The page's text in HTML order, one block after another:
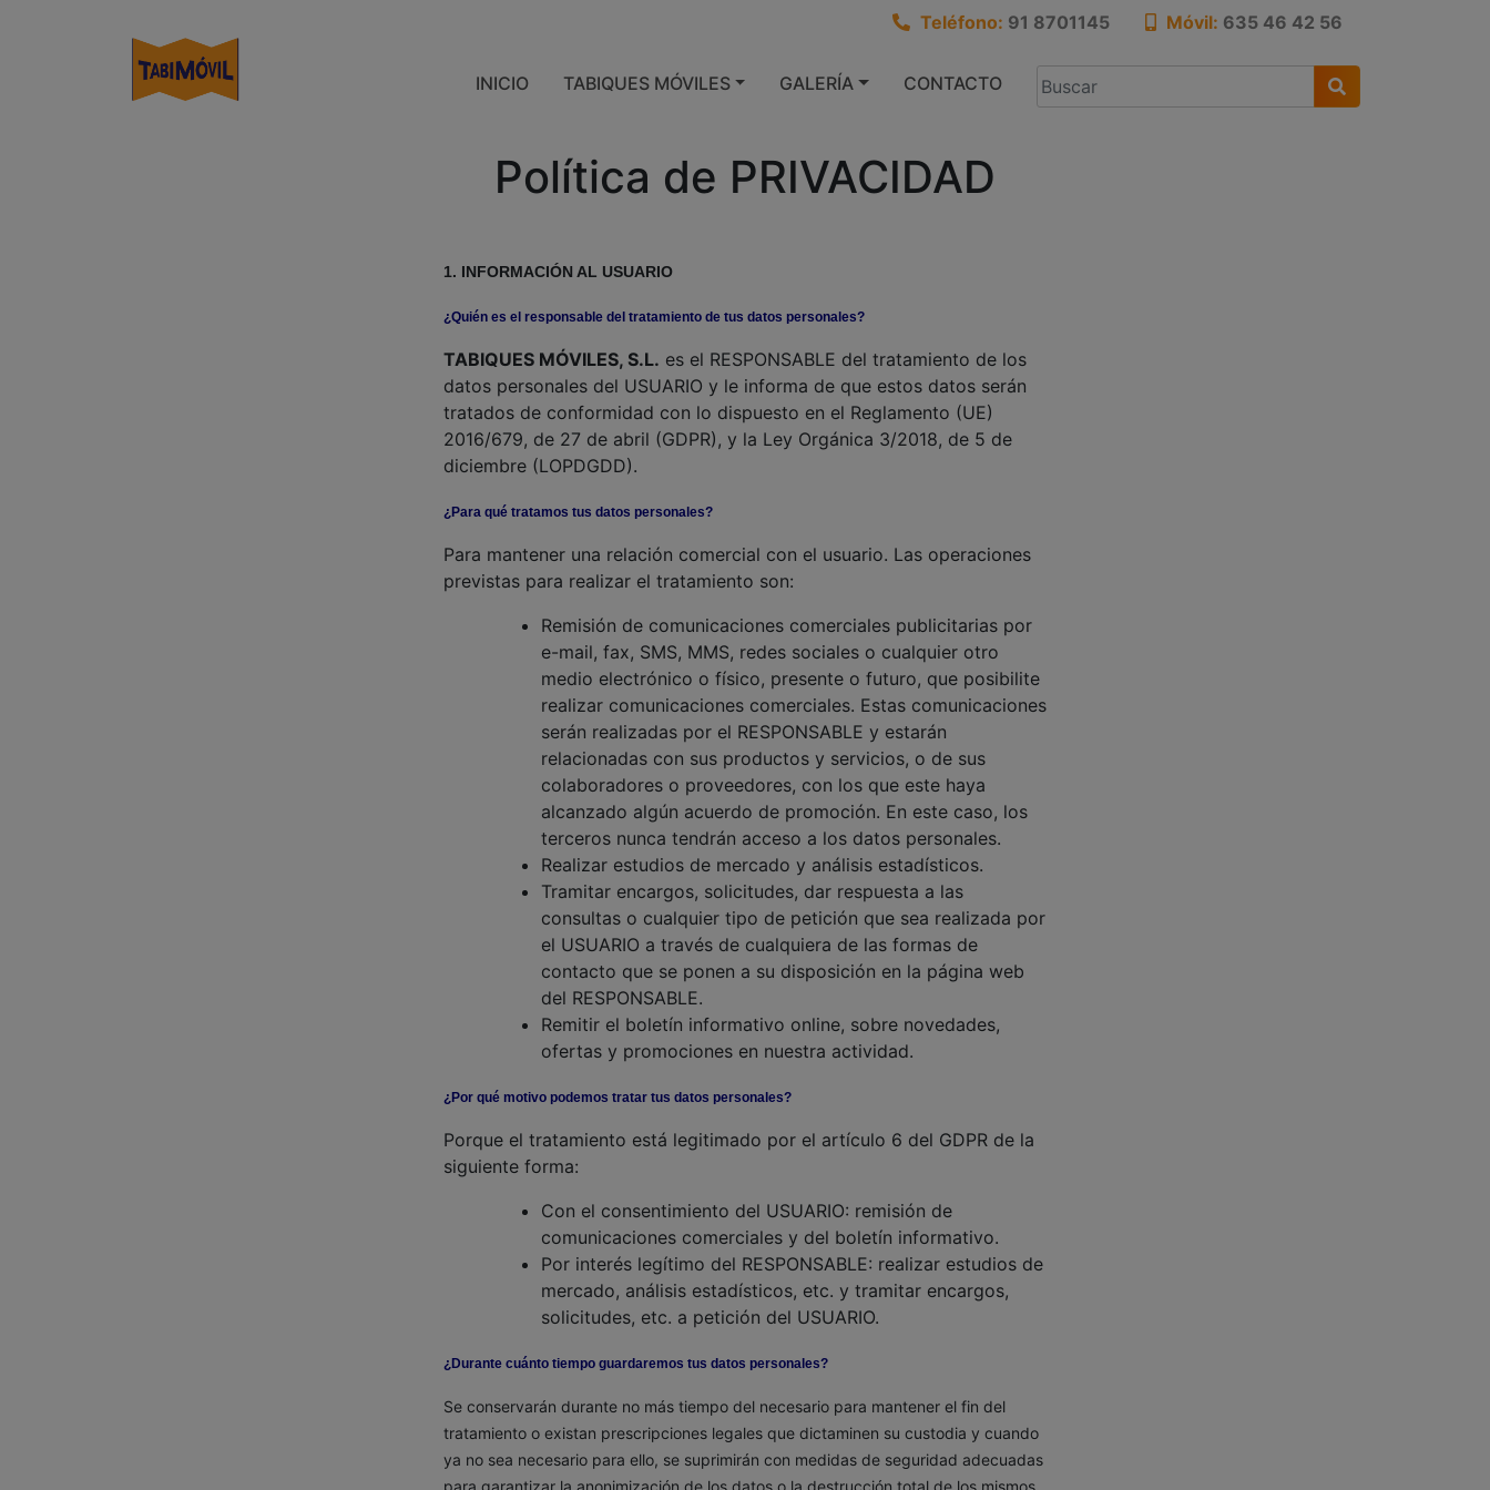
Teléfono: 91 8701145 Móvil: 635 46 42 56
INICIO TABIQUES MÓVILES GALERÍA CONTACTO
Política de PRIVACIDAD
1. INFORMACIÓN AL USUARIO
¿Quién es el responsable del tratamiento de tus datos personales?
TABIQUES MÓVILES, S.L. es el RESPONSABLE del tratamiento de los
datos personales del USUARIO y le informa de que estos datos serán
tratados de conformidad con lo dispuesto en el Reglamento (UE)
2016/679, de 27 de abril (GDPR), y la Ley Orgánica 3/2018, de 5 de
diciembre (LOPDGDD).
¿Para qué tratamos tus datos personales?
Para mantener una relación comercial con el usuario. Las operaciones
previstas para realizar el tratamiento son:
Remisión de comunicaciones comerciales publicitarias por
e-mail, fax, SMS, MMS, redes sociales o cualquier otro
medio electrónico o físico, presente o futuro, que posibilite
realizar comunicaciones comerciales. Estas comunicaciones
serán realizadas por el RESPONSABLE y estarán
relacionadas con sus productos y servicios, o de sus
colaboradores o proveedores, con los que este haya
alcanzado algún acuerdo de promoción. En este caso, los
terceros nunca tendrán acceso a los datos personales.
Realizar estudios de mercado y análisis estadísticos.
Tramitar encargos, solicitudes, dar respuesta a las
consultas o cualquier tipo de petición que sea realizada por
el USUARIO a través de cualquiera de las formas de
contacto que se ponen a su disposición en la página web
del RESPONSABLE.
Remitir el boletín informativo online, sobre novedades,
ofertas y promociones en nuestra actividad.
¿Por qué motivo podemos tratar tus datos personales?
Porque el tratamiento está legitimado por el artículo 6 del GDPR de la
siguiente forma:
Con el consentimiento del USUARIO: remisión de
comunicaciones comerciales y del boletín informativo.
Por interés legítimo del RESPONSABLE: realizar estudios de
mercado, análisis estadísticos, etc. y tramitar encargos,
solicitudes, etc. a petición del USUARIO.
¿Durante cuánto tiempo guardaremos tus datos personales?
Se conservarán durante no más tiempo del necesario para mantener el fin del
tratamiento o existan prescripciones legales que dictaminen su custodia y cuando
ya no sea necesario para ello, se suprimirán con medidas de seguridad adecuadas
para garantizar la anonimización de los datos o la destrucción total de los mismos.